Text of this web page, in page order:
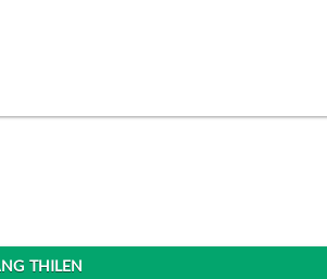
THILEN